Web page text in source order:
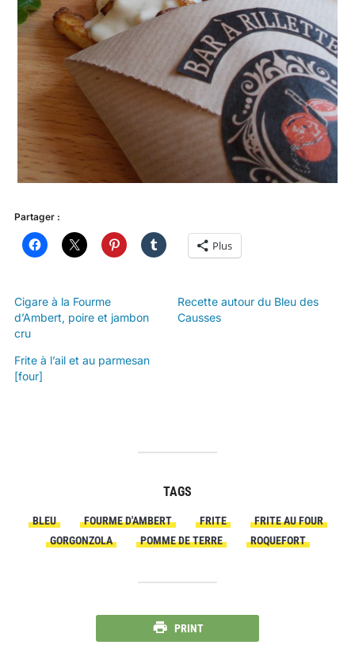
Partager :
Plus
Cigare à la Fourme
d’Ambert, poire et jambon
cru
Recette autour du Bleu des
Causses
Frite à l’ail et au parmesan
[four]
TAGS
BLEU FOURME D'AMBERT FRITE
FRITE AU FOUR
GORGONZOLA
POMME DE TERRE ROQUEFORT
PRINT